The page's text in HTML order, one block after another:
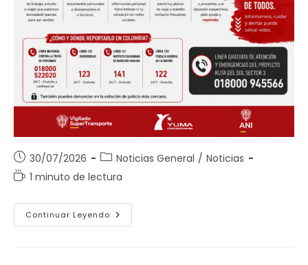
Publicación
de
entrada:
30/07/2026
Categoría
de
entrada:
Noticias General / Noticias
Tiempo
lectura:
1 minuto de lectura
Continuar Leyendo 30
De